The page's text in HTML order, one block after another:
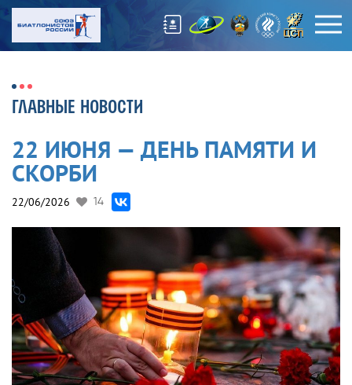
ГЛАВНЫЕ НОВОСТИ
22 ИЮНЯ — ДЕНЬ ПАМЯТИ И
СКОРБИ
22/06/2026 14